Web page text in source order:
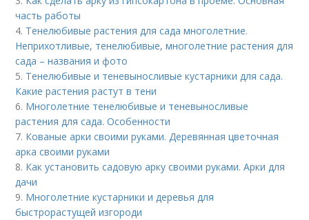
часть работы
4. Тенелюбивые растения для сада многолетние.
Неприхотливые, тенелюбивые, многолетние растения для
сада – названия и фото
5. Тенелюбивые и теневыносливые кустарники для сада.
Какие растения растут в тени
6. Многолетние тенелюбивые и теневыносливые
растения для сада. Особенности
7. Кованые арки своими руками. Деревянная цветочная
арка своими руками
8. Как установить садовую арку своими руками. Арки для
дачи
9. Многолетние кустарники и деревья для
быстрорастущей изгороди